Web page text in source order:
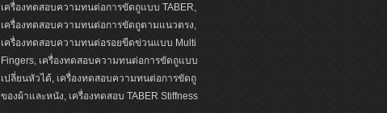
เครื่องทดสอบความทนต่อการขัดถูแบบ TABER,
เครื่องทดสอบความทนต่อการขัดถูตามแนวตรง,
เครื่องทดสอบความทนต่อรอยขีดข่วนแบบ Multi
Fingers, เครื่องทดสอบความทนต่อการขัดถูแบบ
เปลี่ยนหัวได้, เครื่องทดสอบความทนต่อการขัดถู
ของผ้าและหนัง, เครื่องทดสอบ TABER Stiffness